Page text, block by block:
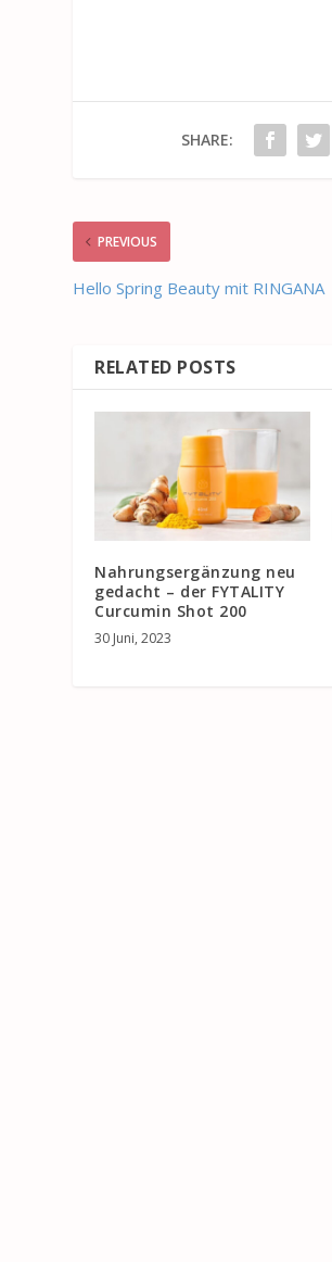
SHARE:
PREVIOUS
Hello Spring Beauty mit RINGANA
RELATED POSTS
Nahrungsergänzung neu
gedacht – der FYTALITY
Curcumin Shot 200
30 Juni, 2023